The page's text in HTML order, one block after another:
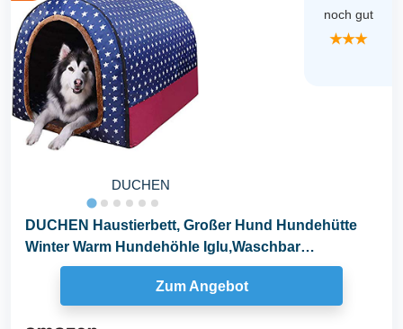
DUCHEN
noch gut
★★★
DUCHEN Haustierbett, Großer Hund Hundehütte
Winter Warm Hundehöhle Iglu,Waschbar
Hundehöhle...
Zum Angebot